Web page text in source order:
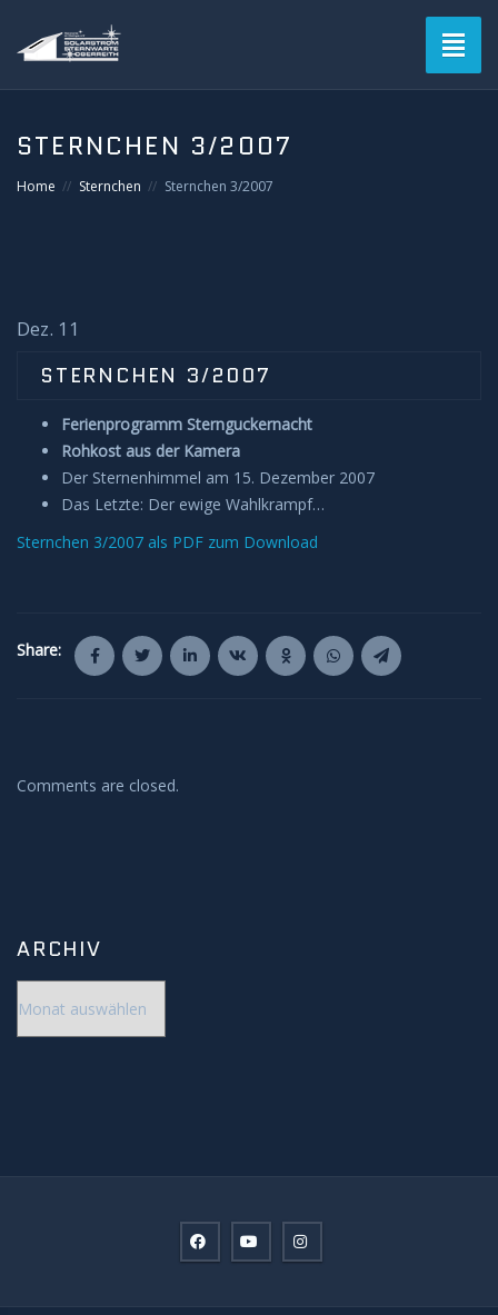
STERNCHEN 3/2007
Home Sternchen Sternchen 3/2007
Dez. 11
STERNCHEN 3/2007
Ferienprogramm Sternguckernacht
Rohkost aus der Kamera
Der Sternenhimmel am 15. Dezember 2007
Das Letzte: Der ewige Wahlkrampf…
Sternchen 3/2007 als PDF zum Download
Share:
Comments are closed.
ARCHIV